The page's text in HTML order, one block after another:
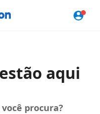
aqui
procura?